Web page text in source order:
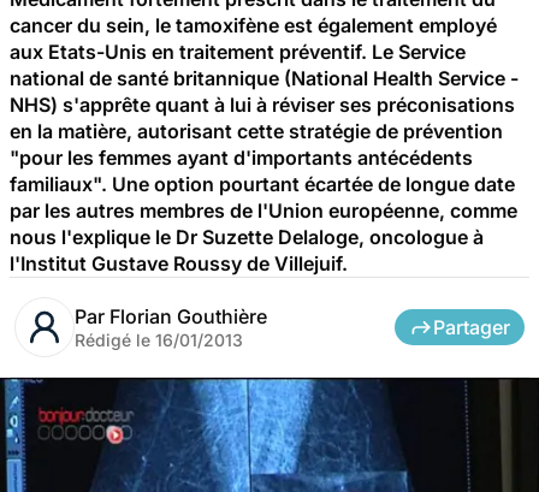
cancer du sein, le tamoxifène est également employé
aux Etats-Unis en traitement préventif. Le Service
national de santé britannique (National Health Service -
NHS) s'apprête quant à lui à réviser ses préconisations
en la matière, autorisant cette stratégie de prévention
"pour les femmes ayant d'importants antécédents
familiaux". Une option pourtant écartée de longue date
par les autres membres de l'Union européenne, comme
nous l'explique le Dr Suzette Delaloge, oncologue à
l'Institut Gustave Roussy de Villejuif.
Par Florian Gouthière
Rédigé le 16/01/2013
Partager